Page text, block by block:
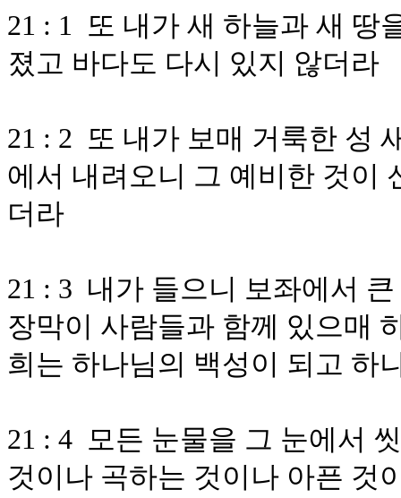
21 : 1 또 내가 새 하늘과 새 땅
졌고 바다도 다시 있지 않더라
21 : 2 또 내가 보매 거룩한 성
에서 내려오니 그 예비한 것이
더라
21 : 3 내가 들으니 보좌에서
장막이 사람들과 함께 있으매
희는 하나님의 백성이 되고 하
21 : 4 모든 눈물을 그 눈에서
것이나 곡하는 것이나 아픈 것